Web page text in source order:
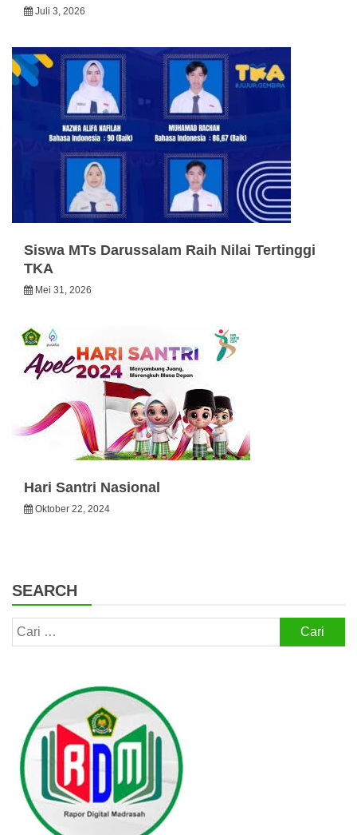
Juli 3, 2026
Siswa MTs Darussalam Raih Nilai Tertinggi
TKA
Mei 31, 2026
Hari Santri Nasional
Oktober 22, 2024
SEARCH
Cari
untuk: